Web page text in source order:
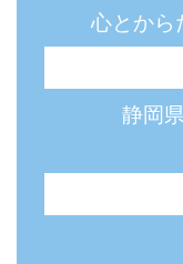
心とから
静岡